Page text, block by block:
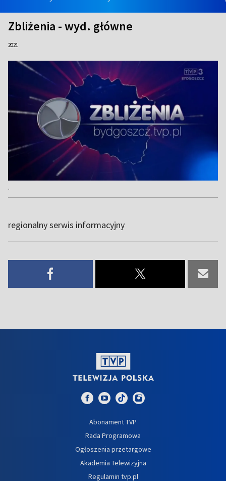
Zbliżenia - wyd. główne
2021
.
regionalny serwis informacyjny
Abonament TVP
Rada Programowa
Ogłoszenia przetargowe
Akademia Telewizyjna
Regulamin tvp.pl